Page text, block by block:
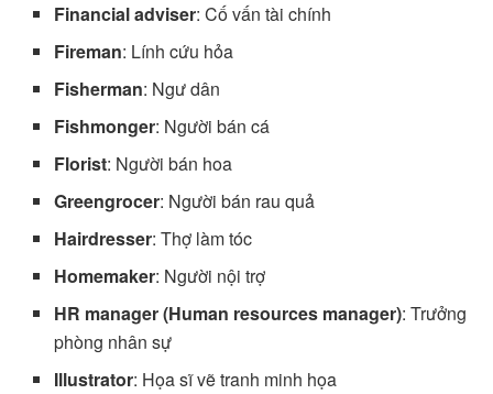
Financial adviser: Cố vấn tài chính
Fireman: Lính cứu hỏa
Fisherman: Ngư dân
Fishmonger: Người bán cá
Florist: Người bán hoa
Greengrocer: Người bán rau quả
Hairdresser: Thợ làm tóc
Homemaker: Người nội trợ
HR manager (Human resources manager): Trưởng
phòng nhân sự
Illustrator: Họa sĩ vẽ tranh minh họa